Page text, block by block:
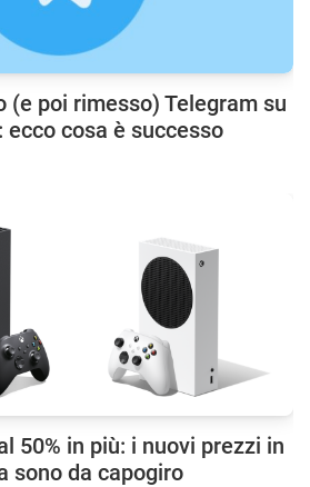
(e poi rimesso) Telegram su
ecco cosa è successo
50% in più: i nuovi prezzi in
sono da capogiro